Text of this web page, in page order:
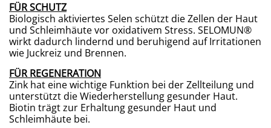
FÜR SCHUTZ
Biologisch aktiviertes Selen schützt die Zellen der Haut
und Schleimhäute vor oxidativem Stress. SELOMUN®
wirkt dadurch lindernd und beruhigend auf Irritationen
wie Juckreiz und Brennen.
FÜR REGENERATION
Zink hat eine wichtige Funktion bei der Zellteilung und
unterstützt die Wiederherstellung gesunder Haut.
Biotin trägt zur Erhaltung gesunder Haut und
Schleimhäute bei.